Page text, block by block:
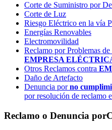
Corte de Suministro por
Corte de Luz
Riesgo Eléctrico en la vía
Energías Renovables
Electromovilidad
Reclamo por Problemas
EMPRESA
Otros Reclamos contra
Daño de Artefacto
Denuncia porno
por resolución de reclamo
Reclamo o Denuncia por